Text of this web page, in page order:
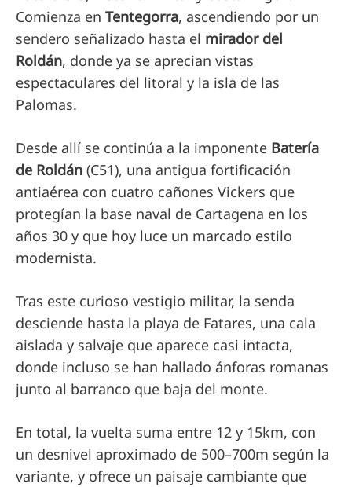
Comienza en Tentegorra, ascendiendo por un
sendero señalizado hasta el mirador del
Roldán, donde ya se aprecian vistas
espectaculares del litoral y la isla de las
Palomas.
Desde allí se continúa a la imponente Batería
de Roldán (C51), una antigua fortificación
antiaérea con cuatro cañones Vickers que
protegían la base naval de Cartagena en los
años 30 y que hoy luce un marcado estilo
modernista.
Tras este curioso vestigio militar, la senda
desciende hasta la playa de Fatares, una cala
aislada y salvaje que aparece casi intacta,
donde incluso se han hallado ánforas romanas
junto al barranco que baja del monte.
En total, la vuelta suma entre 12 y 15km, con
un desnivel aproximado de 500–700m según la
variante, y ofrece un paisaje cambiante que